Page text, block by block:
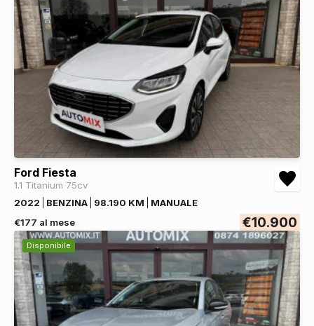
Ford Fiesta
1.1 Titanium 75cv
2022
BENZINA 98.190 KM
MANUALE
€177 al mese
€10.900
Disponibile